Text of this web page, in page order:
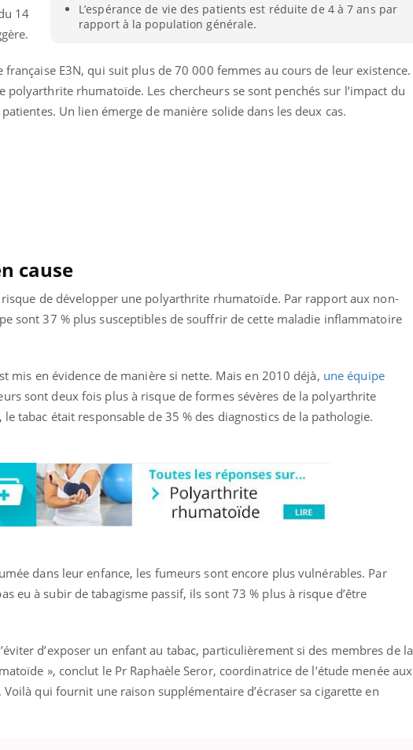
L’espérance de vie des patients est réduite de 4 à 7 ans par
rapport à la population générale.
14
française E3N, qui suit plus de 70 000 femmes au cours de leur existence.
polyarthrite rhumatoïde. Les chercheurs se sont penchés sur l’impact du
Un lien émerge de manière solide dans les deux cas.
cause
de développer une polyarthrite rhumatoïde. Par rapport aux non-
sont 37 % plus susceptibles de souffrir de cette maladie inflammatoire
mis en évidence de manière si nette. Mais en 2010 déjà, une équipe
sont deux fois plus à risque de formes sévères de la polyarthrite
tabac était responsable de 35 % des diagnostics de la pathologie.
dans leur enfance, les fumeurs sont encore plus vulnérables. Par
eu à subir de tabagisme passif, ils sont 73 % plus à risque d’être
d’exposer un enfant au tabac, particulièrement si des membres de la
», conclut le Pr Raphaèle Seror, coordinatrice de l’étude menée aux
qui fournit une raison supplémentaire d’écraser sa cigarette en